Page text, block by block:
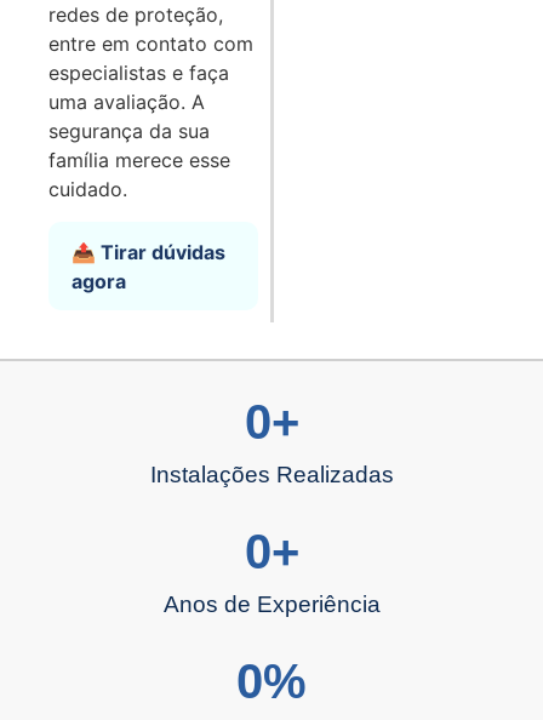
redes de proteção,
entre em contato com
especialistas e faça
uma avaliação. A
segurança da sua
família merece esse
cuidado.
📤 Tirar dúvidas
agora
Instalações Realizadas
0+
Anos de Experiência
0+
0%